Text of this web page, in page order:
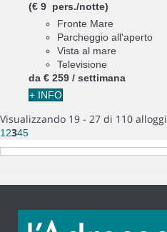
(€ 9 pers./notte)
Fronte Mare
Parcheggio all'aperto
Vista al mare
Televisione
da € 259 / settimana
+ INFO
Visualizzando 19 - 27 di 110 alloggi
12345